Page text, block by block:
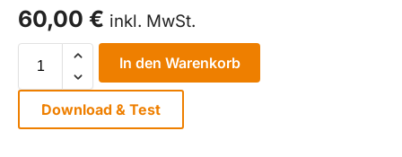
60,00 € inkl. MwSt.
In den Warenkorb
Download & Test